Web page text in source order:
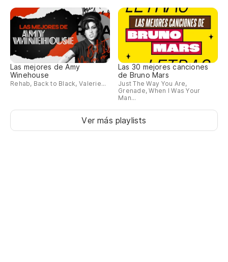
Las mejores de Amy
Winehouse
Rehab, Back to Black, Valerie...
Las 30 mejores canciones
de Bruno Mars
Just The Way You Are,
Grenade, When I Was Your
Man...
Ver más playlists